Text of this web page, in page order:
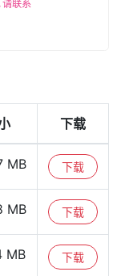
联系
下载
MB 下载
MB 下载
MB 下载